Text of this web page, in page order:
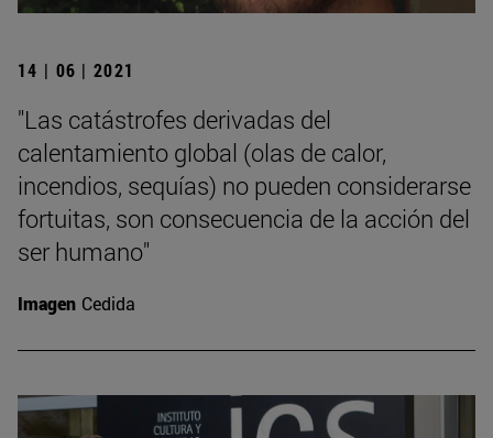
14 | 06 | 2021
"Las catástrofes derivadas del
calentamiento global (olas de calor,
incendios, sequías) no pueden considerarse
fortuitas, son consecuencia de la acción del
ser humano"
Imagen Cedida